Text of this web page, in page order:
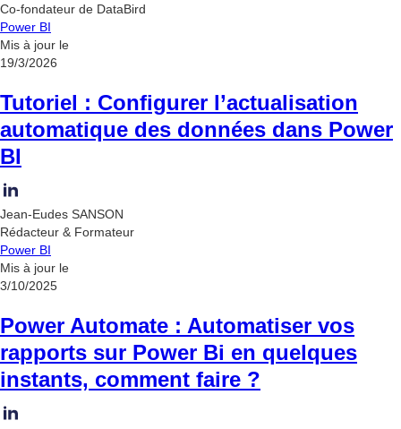
Co-fondateur de DataBird
Power BI
Mis à jour le
19/3/2026
Tutoriel : Configurer l’actualisation
automatique des données dans Power
BI
Jean-Eudes SANSON
Rédacteur & Formateur
Power BI
Mis à jour le
3/10/2025
Power Automate : Automatiser vos
rapports sur Power Bi en quelques
instants, comment faire ?